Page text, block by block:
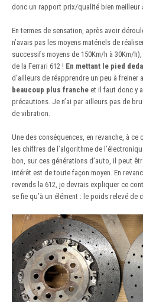
donc un rapport prix/qualité bien meilleur
En termes de sensation, après avoir
n’avais pas les moyens matériels de
successifs moyens de 150Km/h à 30Km/
de la Ferrari 612 ! En mettant le pied
d’ailleurs de réapprendre un peu à freiner
beaucoup plus franche et il faut donc y
précautions. Je n’ai par ailleurs pas de
de vibration.
Une des conséquences, en revanche, à ce
les chiffres de l’algorithme de
bon, sur ces générations d’auto, il peut
intérêt est de toute façon moyen. En
revends la 612, je devrais expliquer ce
se fie qu’à un élément : le poids relevé de